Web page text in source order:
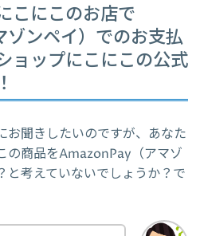
こにこのお店で
ンペイ）でのお支払
ョップにこにこの公式
お聞きしたいのですが、あなた
の商品をAmazonPay（アマゾ
と考えていないでしょうか？で